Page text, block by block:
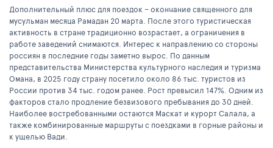
Дополнительный плюс для поездок – окончание священного для
мусульман месяца Рамадан 20 марта. После этого туристическая
активность в стране традиционно возрастает, а ограничения в
работе заведений снимаются. Интерес к направлению со стороны
россиян в последние годы заметно вырос. По данным
представительства Министерства культурного наследия и туризма
Омана, в 2025 году страну посетило около 86 тыс. туристов из
России против 34 тыс. годом ранее. Рост превысил 147%. Одним из
факторов стало продление безвизового пребывания до 30 дней.
Наиболее востребованными остаются Маскат и курорт Салала, а
также комбинированные маршруты с поездками в горные районы и
к ущелью Вади.